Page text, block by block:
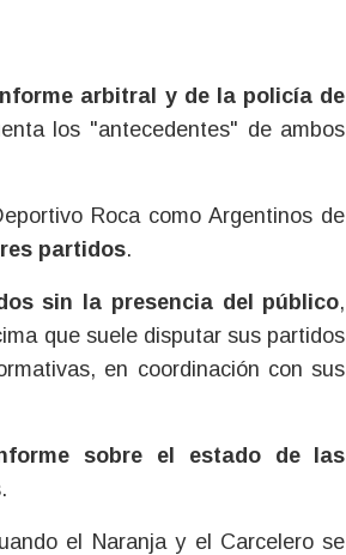
arbitral y de la policía de
los "antecedentes" de ambos
Roca como Argentinos de
partidos.
sin la presencia del público,
que suele disputar sus partidos
en coordinación con sus
sobre el estado de las
el Naranja y el Carcelero se